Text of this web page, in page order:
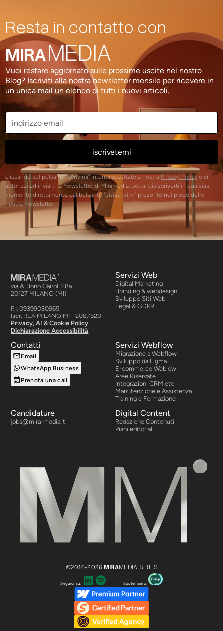
Resta in contatto con
MIRAMEDIA
Vuoi restare aggiornato sulle prossime uscite nel nostro
Blog? Iscriviti alla nostra newsletter mensile per ricevere in
un unica mail un elenco di tutti i nuovi articoli.
cliccando sul pulsanti "iscrivimi" intendi accettatela nostra Privacy Policy e ci
autorizzi ad inviarti la Newsletter di Miramedia. potrai disiscriverti in qualsiasi
momento direttamente dal bulsante "disiscrivimi" presente nel piede delle
nostre Newsletter.
Servizi Web
Digital Marketing
Branding & webdesign
Sviluppo Siti Web
Legal & GDPR
via A. Bono Cairoli 28a
20127 MILANO (MI)
P.I. 09399030965
Iscr. REA MILANO MI - 2087520
Privacy, AI & Cookie Policy
Dichiarazione Accessibilità
Servizi Webflow
Migrazione a Webflow
Sviluppo da Figma
E-commerce Weblow
Aree Riservate
Integrazioni CRM etc
Manutenzione e Assistenza
Training e Formazione
Digital Content
Redazione Contenuti
Piani editoriali
Contatti
Email
WhatsApp Business
Prenota una call
Candidature
jobs@mira-media.it
©2016-2026 MIRAMEDIA S.R.L.S.
Seguici su: Sosteniamo: